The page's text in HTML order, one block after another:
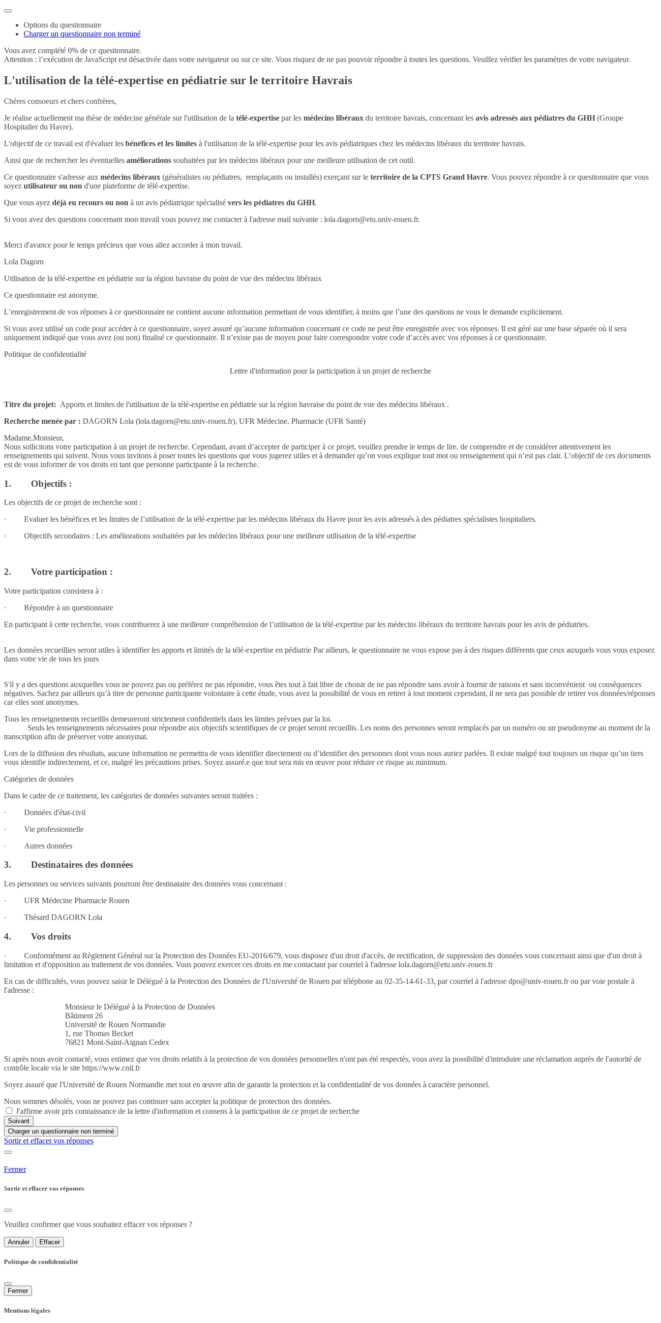
Options du questionnaire
Charger un questionnaire non terminé
Vous avez complété 0% de ce questionnaire.
Attention : l’exécution de JavaScript est désactivée dans votre navigateur ou sur ce site. Vous risquez de ne pas pouvoir répondre à toutes les questions. Veuillez vérifier les paramètres de votre navigateur.
L'utilisation de la télé-expertise en pédiatrie sur le territoire Havrais
Chères consoeurs et chers confrères,
Je réalise actuellement ma thèse de médecine générale sur l'utilisation de la télé-expertise par les médecins libéraux du territoire havrais, concernant les avis adressés aux pédiatres du GHH (Groupe
Hospitalier du Havre).
L'objectif de ce travail est d'évaluer les bénéfices et les limites à l'utilisation de la télé-expertise pour les avis pédiatriques chez les médecins libéraux du territoire havrais.
Ainsi que de rechercher les éventuelles améliorations souhaitées par les médecins libéraux pour une meilleure utilisation de cet outil.
Ce questionnaire s'adresse aux médecins libéraux (généralistes ou pédiatres, remplaçants ou installés) exerçant sur le territoire de la CPTS Grand Havre. Vous pouvez répondre à ce questionnaire que vous
soyez utilisateur ou non d'une plateforme de télé-expertise.
Que vous ayez déjà eu recours ou non à un avis pédiatrique spécialisé vers les pédiatres du GHH.
Si vous avez des questions concernant mon travail vous pouvez me contacter à l'adresse mail suivante : lola.dagorn@etu.univ-rouen.fr.
Merci d'avance pour le temps précieux que vous allez accorder à mon travail.
Lola Dagorn
Utilisation de la télé-expertise en pédiatrie sur la région havraise du point de vue des médecins libéraux
Ce questionnaire est anonyme.
L’enregistrement de vos réponses à ce questionnaire ne contient aucune information permettant de vous identifier, à moins que l’une des questions ne vous le demande explicitement.
Si vous avez utilisé un code pour accéder à ce questionnaire, soyez assuré qu’aucune information concernant ce code ne peut être enregistrée avec vos réponses. Il est géré sur une base séparée où il sera
uniquement indiqué que vous avez (ou non) finalisé ce questionnaire. Il n’existe pas de moyen pour faire correspondre votre code d’accès avec vos réponses à ce questionnaire.
Politique de confidentialité
Lettre d'information pour la participation à un projet de recherche
Titre du projet: Apports et limites de l'utilisation de la télé-expertise en pédiatrie sur la région havraise du point de vue des médecins libéraux .
Recherche menée par : DAGORN Lola (lola.dagorn@etu.univ-rouen.fr), UFR Médecine, Pharmacie (UFR Santé)
Madame,Monsieur,
Nous sollicitons votre participation à un projet de recherche. Cependant, avant d’accepter de participer à ce projet, veuillez prendre le temps de lire, de comprendre et de considérer attentivement les
renseignements qui suivent. Nous vous invitons à poser toutes les questions que vous jugerez utiles et à demander qu’on vous explique tout mot ou renseignement qui n’est pas clair. L’objectif de ces documents
est de vous informer de vos droits en tant que personne participante à la recherche.
1. Objectifs :
Les objectifs de ce projet de recherche sont :
· Evaluer les bénéfices et les limites de l’utilisation de la télé-expertise par les médecins libéraux du Havre pour les avis adressés à des pédiatres spécialistes hospitaliers.
· Objectifs secondaires : Les améliorations souhaitées par les médecins libéraux pour une meilleure utilisation de la télé-expertise
2. Votre participation :
Votre participation consistera à :
· Répondre à un questionnaire
En participant à cette recherche, vous contribuerez à une meilleure compréhension de l’utilisation de la télé-expertise par les médecins libéraux du territoire havrais pour les avis de pédiatries.
Les données recueillies seront utiles à identifier les apports et limités de la télé-expertise en pédiatrie Par ailleurs, le questionnaire ne vous expose pas à des risques différents que ceux auxquels vous vous exposez
dans votre vie de tous les jours
S'il y a des questions auxquelles vous ne pouvez pas ou préférez ne pas répondre, vous êtes tout à fait libre de choisir de ne pas répondre sans avoir à fournir de raisons et sans inconvénient ou conséquences
négatives. Sachez par ailleurs qu’à titre de personne participante volontaire à cette étude, vous avez la possibilité de vous en retirer à tout moment cependant, il ne sera pas possible de retirer vos données/réponses
car elles sont anonymes.
Tous les renseignements recueillis demeureront strictement confidentiels dans les limites prévues par la loi.
Seuls les renseignements nécessaires pour répondre aux objectifs scientifiques de ce projet seront recueillis. Les noms des personnes seront remplacés par un numéro ou un pseudonyme au moment de la
transcription afin de préserver votre anonymat.
Lors de la diffusion des résultats, aucune information ne permettra de vous identifier directement ou d’identifier des personnes dont vous nous auriez parlées. Il existe malgré tout toujours un risque qu’un tiers
vous identifie indirectement, et ce, malgré les précautions prises. Soyez assuré.e que tout sera mis en œuvre pour réduire ce risque au minimum.
Catégories de données
Dans le cadre de ce traitement, les catégories de données suivantes seront traitées :
· Données d'état-civil
· Vie professionnelle
· Autres données
3. Destinataires des données
Les personnes ou services suivants pourront être destinataire des données vous concernant :
· UFR Médecine Pharmacie Rouen
· Thésard DAGORN Lola
4. Vos droits
· Conformément au Règlement Général sur la Protection des Données EU-2016/679, vous disposez d'un droit d'accès, de rectification, de suppression des données vous concernant ainsi que d'un droit à
limitation et d'opposition au traitement de vos données. Vous pouvez exercer ces droits en me contactant par courriel à l'adresse lola.dagorn@etu.univ-rouen.fr
En cas de difficultés, vous pouvez saisir le Délégué à la Protection des Données de l'Université de Rouen par téléphone au 02-35-14-61-33, par courriel à l'adresse dpo@univ-rouen.fr ou par voie postale à
l'adresse :
Monsieur le Délégué à la Protection de Données
Bâtiment 26
Université de Rouen Normandie
1, rue Thomas Becket
76821 Mont-Saint-Aignan Cedex
Si après nous avoir contacté, vous estimez que vos droits relatifs à la protection de vos données personnelles n'ont pas été respectés, vous avez la possibilité d'introduire une réclamation auprès de l'autorité de
contrôle locale via le site https://www.cnil.fr
Soyez assuré que l'Université de Rouen Normandie met tout en œuvre afin de garantir la protection et la confidentialité de vos données à caractère personnel.
Nous sommes désolés, vous ne pouvez pas continuer sans accepter la politique de protection des données.
J'affirme avoir pris connaissance de la lettre d'information et consens à la participation de ce projet de recherche
Suivant
Charger un questionnaire non terminé
Sortir et effacer vos réponses
Fermer
Sortir et effacer vos réponses
Veuillez confirmer que vous souhaitez effacer vos réponses ?
Annuler Effacer
Politique de confidentialité
Fermer
Mentions légales